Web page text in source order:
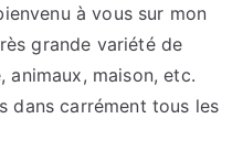
à vous sur mon
grande variété de
animaux, maison, etc.
dans carrément tous les